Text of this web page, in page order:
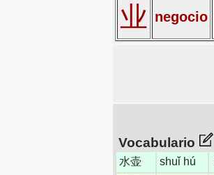
业 negocio
Vocabulario
水壶 shuǐ hú